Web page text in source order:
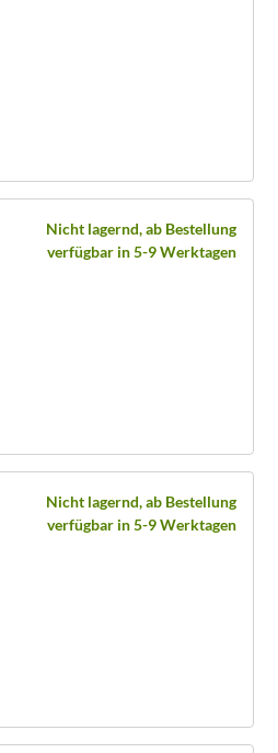
Nicht lagernd, ab Bestellung
verfügbar in 5-9 Werktagen
Nicht lagernd, ab Bestellung
verfügbar in 5-9 Werktagen